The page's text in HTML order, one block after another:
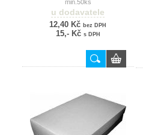
min.50ks
u dodavatele
12,40 Kč bez DPH
15,- Kč s DPH